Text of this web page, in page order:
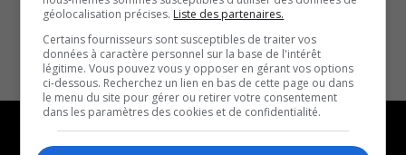
géolocalisation précises. Liste des partenaires.
Certains fournisseurs sont susceptibles de traiter vos
données à caractère personnel sur la base de l'intérêt
légitime. Vous pouvez vous y opposer en gérant vos options
ci-dessous. Recherchez un lien en bas de cette page ou dans
le menu du site pour gérer ou retirer votre consentement
dans les paramètres des cookies et de confidentialité.